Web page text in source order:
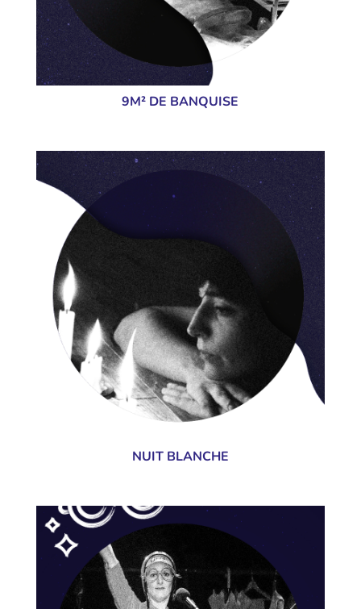
9M² DE BANQUISE
NUIT BLANCHE